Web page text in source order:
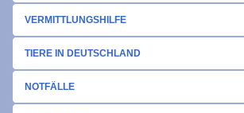
VERMITTLUNGSHILFE
TIERE IN DEUTSCHLAND
NOTFÄLLE